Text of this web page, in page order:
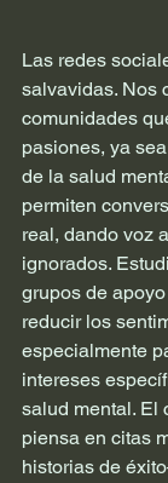
Las redes
salvavidas. Nos
comunidades
pasiones, ya
de la salud
permiten
real, dando voz
ignorados.
grupos de
reducir los
especialmente
intereses
salud mental.
piensa en citas
historias de